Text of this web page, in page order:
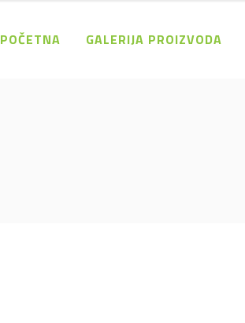
POČETNA GALERIJA PROIZVODA